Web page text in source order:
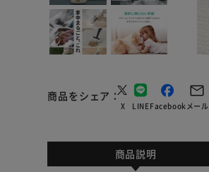
商品をシェア
X LINEFacebookメール
商品説明